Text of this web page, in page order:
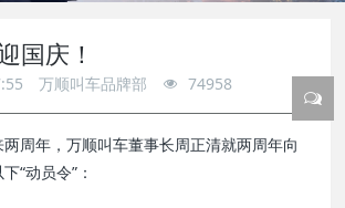
国庆！
万顺叫车品牌部 74958
周年，万顺叫车董事长周正清就两周年向
“动员令”：